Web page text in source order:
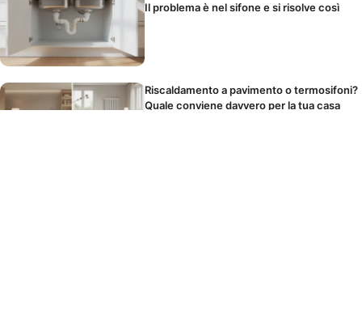
Il problema è nel sifone e si risolve così
Riscaldamento a pavimento o termosifoni?
Quale conviene davvero per la tua casa